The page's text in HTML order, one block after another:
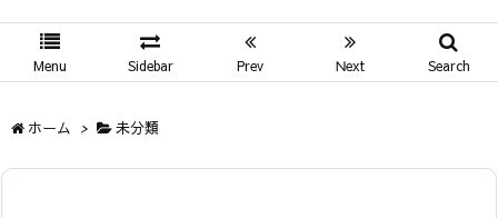
Menu Sidebar Prev Next Search
ホーム > 未分類